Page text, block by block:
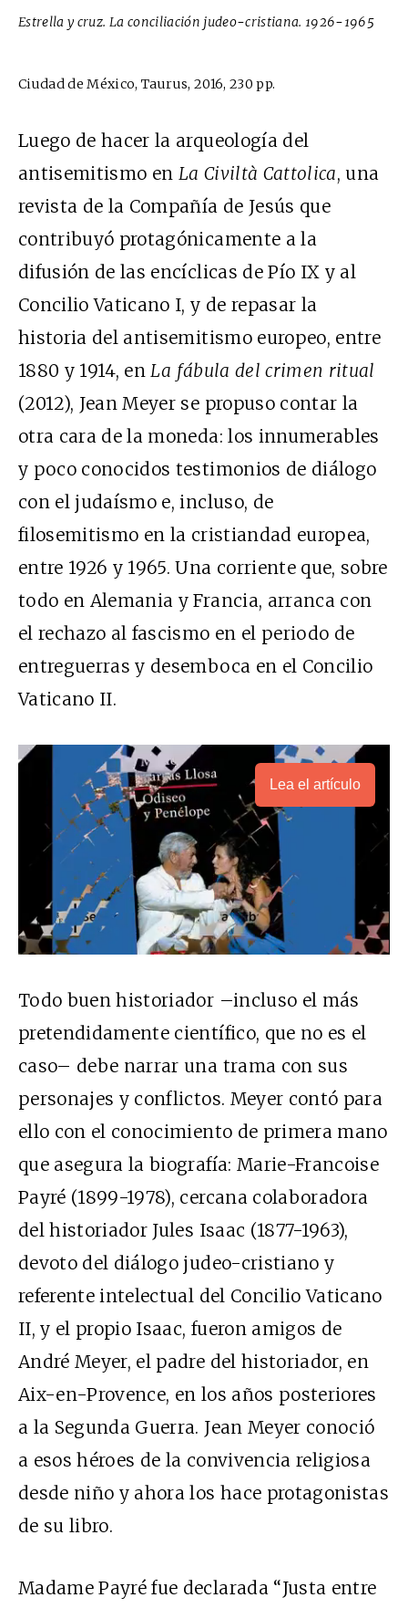
Estrella y cruz. La conciliación judeo-cristiana. 1926-1965
Ciudad de México, Taurus, 2016, 230 pp.
Luego de hacer la arqueología del
antisemitismo en La Civiltà Cattolica, una
revista de la Compañía de Jesús que
contribuyó protagónicamente a la
difusión de las encíclicas de Pío IX y al
Concilio Vaticano I, y de repasar la
historia del antisemitismo europeo, entre
1880 y 1914, enLa fábula del crimen ritual
(2012), Jean Meyer se propuso contar la
otra cara de la moneda: los innumerables
y poco conocidos testimonios de diálogo
con el judaísmo e, incluso, de
filosemitismo en la cristiandad europea,
entre 1926 y 1965. Una corriente que, sobre
todo en Alemania y Francia, arranca con
el rechazo al fascismo en el periodo de
entreguerras y desemboca en el Concilio
Vaticano II.
Lea el artículo
Todo buen historiador –incluso el más
pretendidamente científico, que no es el
caso– debe narrar una trama con sus
personajes y conflictos. Meyer contó para
ello con el conocimiento de primera mano
que asegura la biografía: Marie-Francoise
Payré (1899-1978), cercana colaboradora
del historiador Jules Isaac (1877-1963),
devoto del diálogo judeo-cristiano y
referente intelectual del Concilio Vaticano
II, y el propio Isaac, fueron amigos de
André Meyer, el padre del historiador, en
Aix-en-Provence, en los años posteriores
a la Segunda Guerra. Jean Meyer conoció
a esos héroes de la convivencia religiosa
desde niño y ahora los hace protagonistas
de su libro.
Madame Payré fue declarada “Justa entre